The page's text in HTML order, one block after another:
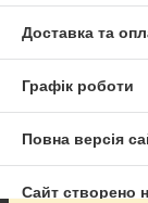
Доставка та
Графік роботи
Повна версія
Сайт створено